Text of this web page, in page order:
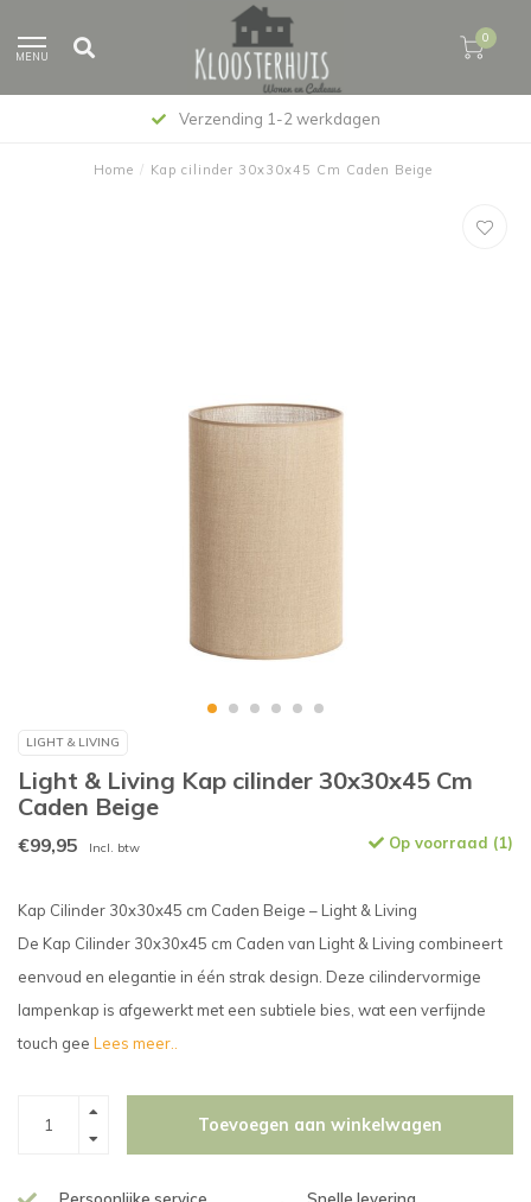
MENU
0
Verzending 1-2 werkdagen
Home / Kap cilinder 30x30x45 Cm Caden Beige
LIGHT & LIVING
Light & Living Kap cilinder 30x30x45 Cm
Caden Beige
€99,95 Incl. btw Op voorraad (1)
Kap Cilinder 30x30x45 cm Caden Beige – Light & Living
De Kap Cilinder 30x30x45 cm Caden van Light & Living combineert
eenvoud en elegantie in één strak design. Deze cilindervormige
lampenkap is afgewerkt met een subtiele bies, wat een verfijnde
touch gee Lees meer..
Toevoegen aan winkelwagen